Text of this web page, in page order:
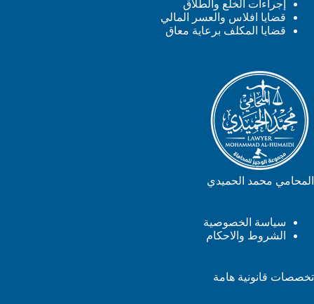
إجراءات الخلع والطلاق
قضايا افلاس والعسر المالي
قضايا المكلف برعاية معاق
المحامي محمد الحميدي
سياسة الخصوصية
الشروط والاحكام
تخصصات قانونية هامة